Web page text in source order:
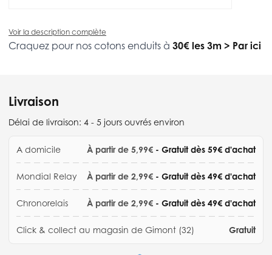
Voir la description complète
Craquez pour nos cotons enduits à 30€ les 3m > Par ici
Livraison
Délai de livraison: 4 - 5 jours ouvrés environ
A domicile À partir de 5,99€ - Gratuit dès 59€ d'achat
Mondial Relay À partir de 2,99€ - Gratuit dès 49€ d'achat
Chronorelais À partir de 2,99€ - Gratuit dès 49€ d'achat
Click & collect au magasin de Gimont (32) Gratuit